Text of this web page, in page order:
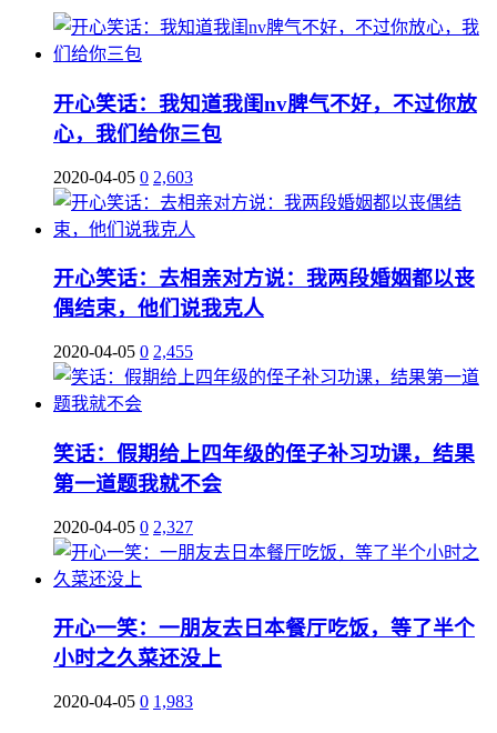
开心笑话：我知道我闺nv脾气不好，不过你放
心，我们给你三包
2020-04-05 0 2,603
开心笑话：去相亲对方说：我两段婚姻都以丧
偶结束，他们说我克人
2020-04-05 0 2,455
笑话：假期给上四年级的侄子补习功课，结果
第一道题我就不会
2020-04-05 0 2,327
开心一笑：一朋友去日本餐厅吃饭，等了半个
小时之久菜还没上
2020-04-05 0 1,983